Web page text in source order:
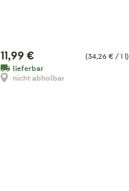
(34,26 € / 1 l)
11,99 €
lieferbar
nicht abholbar